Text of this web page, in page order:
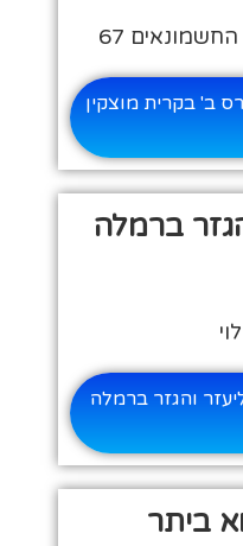
67
ב' בקרית מוצקין
ברמלה
והגזר ברמלה
ביתר